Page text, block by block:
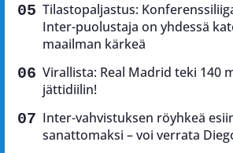
Tilastopaljastus:
Inter-puolustaja on yhdessä
maailman kärkeä
Virallista: Real Madrid teki 140
jättidiilin!
Inter-vahvistuksen röyhkeä
sanattomaksi – voi verrata